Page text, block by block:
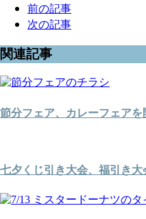
前の記事
次の記事
関連記事
節分フェア、カレーフェアを
七夕くじ引き大会、福引き